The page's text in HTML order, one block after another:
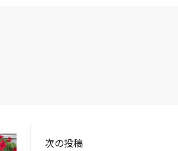
次の投稿